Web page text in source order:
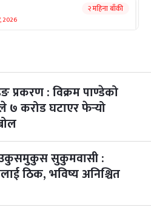
2026
२ महिना बाँकी
2026
२ महिना बाँकी
२ महिना बाँकी
प्रकरण : विक्रम पाण्डेको
७ करोड घटाएर फेर्‍यो
उकुसमुकुस सुकुमवासी :
ठिक, भविष्य अनिश्चित